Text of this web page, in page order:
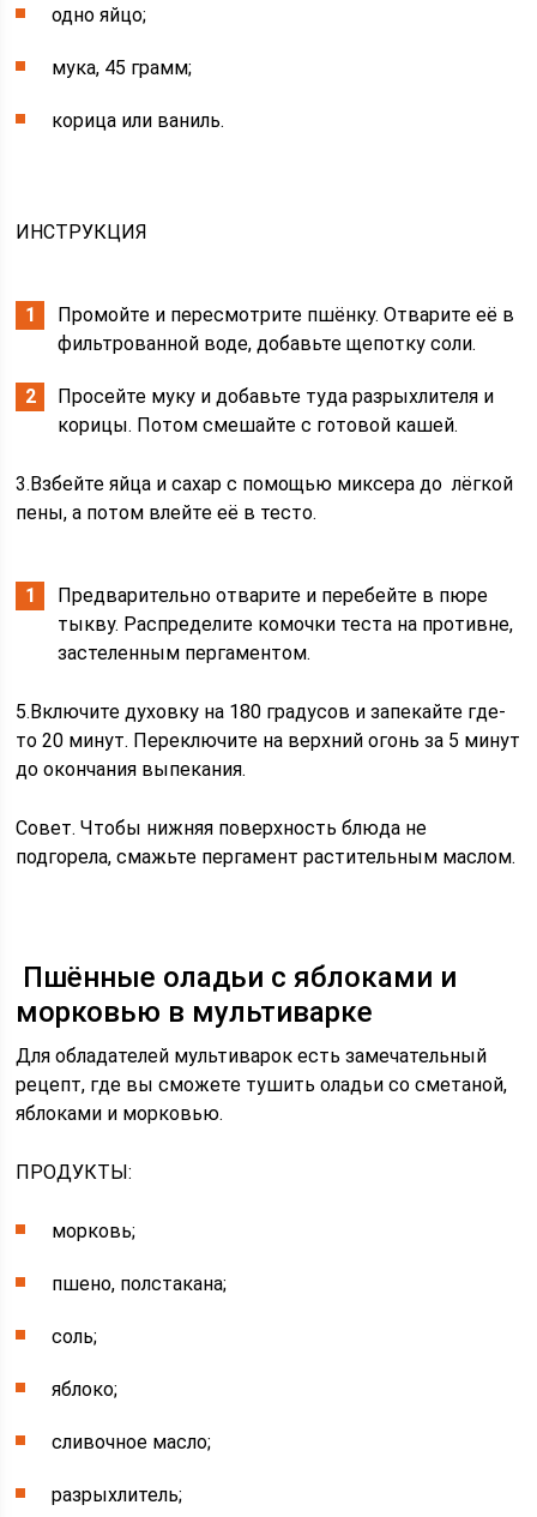
одно яйцо;
мука, 45 грамм;
корица или ваниль.
ИНСТРУКЦИЯ
Промойте и пересмотрите пшёнку. Отварите её в
фильтрованной воде, добавьте щепотку соли.
Просейте муку и добавьте туда разрыхлителя и
корицы. Потом смешайте с готовой кашей.
3.Взбейте яйца и сахар с помощью миксера до лёгкой
пены, а потом влейте её в тесто.
Предварительно отварите и перебейте в пюре
тыкву. Распределите комочки теста на противне,
застеленным пергаментом.
5.Включите духовку на 180 градусов и запекайте где-
то 20 минут. Переключите на верхний огонь за 5 минут
до окончания выпекания.
Совет. Чтобы нижняя поверхность блюда не
подгорела, смажьте пергамент растительным маслом.
Пшённые оладьи с яблоками и
морковью в мультиварке
Для обладателей мультиварок есть замечательный
рецепт, где вы сможете тушить оладьи со сметаной,
яблоками и морковью.
ПРОДУКТЫ:
морковь;
пшено, полстакана;
соль;
яблоко;
сливочное масло;
разрыхлитель;